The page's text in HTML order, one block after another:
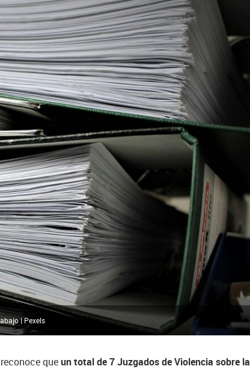
| Pexels
queun total de 7 Juzgados de Violencia sobre la